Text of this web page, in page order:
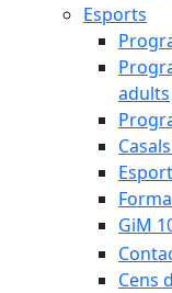
Esports
adults
GiM
Cens